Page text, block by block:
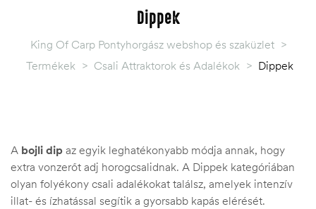
Dippek
King Of Carp Pontyhorgász webshop és szaküzlet >
Termékek > Csali Attraktorok és Adalékok > Dippek
A bojli dip az egyik leghatékonyabb módja annak, hogy
extra vonzerőt adj horogcsalidnak. A Dippek kategóriában
olyan folyékony csali adalékokat találsz, amelyek intenzív
illat- és ízhatással segítik a gyorsabb kapás elérését.